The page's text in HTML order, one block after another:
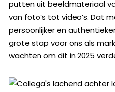
putten uit beeldmateriaal
van foto’s tot video’s. Dat
persoonlijker en
grote stap voor ons als
wachten om dit in 2025